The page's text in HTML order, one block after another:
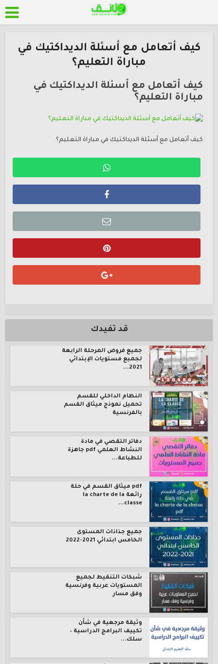
كيف أتعامل مع أسئلة الديداكتيك في
مباراة التعليم؟
كيف أتعامل مع أسئلة الديداكتيك في
مباراة التعليم؟
كيف أتعامل مع أسئلة الديداكتيك في مباراة التعليم؟
قد تفيدك
جميع فروض المرحلة الرابعة
لجميع مستويات الإبتدائي
2021...
النظام الداخلي للقسم
تحميل نموذج ميثاق القسم
بالفرنسية
دفاتر التقصي في مادة
النشاط العلمي pdf جاهزة
للطباعة...
pdf ميثاق القسم في حلة
رائعة la charte de la
classe...
جميع جذاذات المستوى
الخامس ابتدائي 2021-2022
شبكات التنقيط لجميع
المستويات عربية وفرنسية
وفق مسار
وثيقة مرجعية في شأن
تكييف البرامج الدراسية –
سلك...